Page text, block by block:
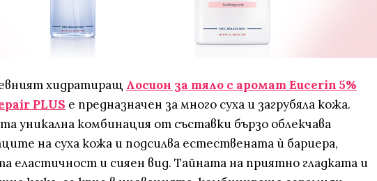
хидратиращ Лосион за тяло с аромат Eucerin 5%
PLUS е предназначен за много суха и загрубяла кожа.
уникална комбинация от съставки бързо облекчава
на суха кожа и подсилва естествената ѝ бариера,
еластичност и сияен вид. Тайната на приятно гладката и